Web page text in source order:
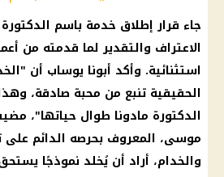
جاء قرار إطلاق خدمة باسم
الاعتراف والتقدير لما قدمته من
استثنائية. وأكد أبونا يوساب أن
الحقيقية تنبع من محبة صادقة،
الدكتورة مادونا طوال حياتها"،
موسى، المعروف بحرصه الدائم
والخدام، أراد أن يُخلد نموذجًا